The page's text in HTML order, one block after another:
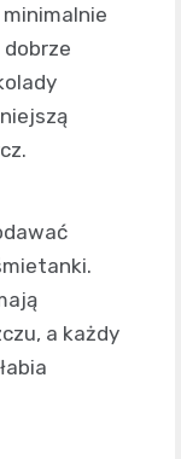
dobrze
a każdy